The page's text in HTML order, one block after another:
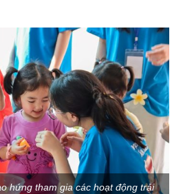
hứng tham gia các hoạt động trải